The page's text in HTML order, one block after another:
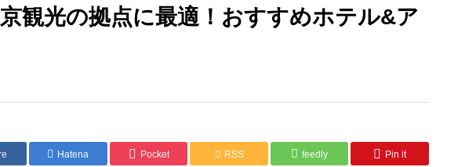
京観光の拠点に最適！おすすめホテル&ア
Hatena Pocket RSS feedly Pin it